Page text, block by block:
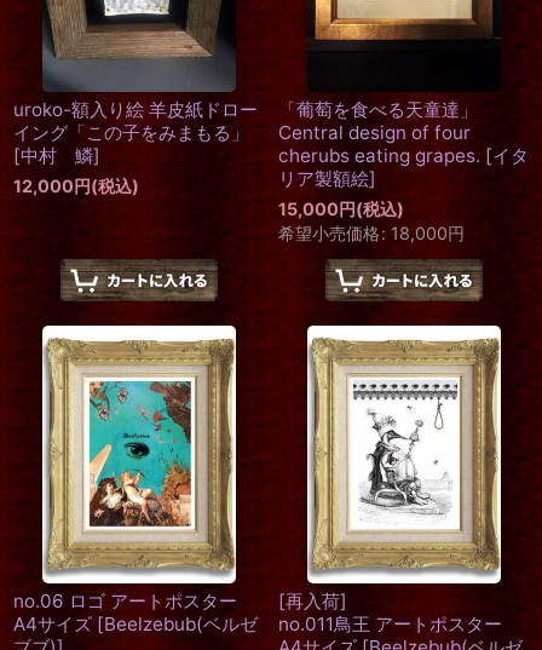
uroko-額入り絵 羊皮紙ドロー
イング「この子をみまもる」
[中村 鱗]
12,000円(税込)
「葡萄を食べる天童達」
Central design of four
cherubs eating grapes. [イタ
リア製額絵]
15,000円(税込)
希望小売価格: 18,000円
no.06 ロゴ アートポスター
A4サイズ [Beelzebub(ベルゼ
[再入荷]
no.011鳥王 アートポスター